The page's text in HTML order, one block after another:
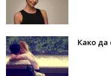
Како да